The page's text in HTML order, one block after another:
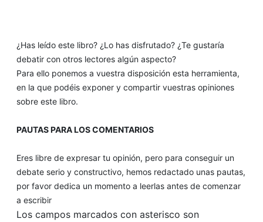
¿Has leído este libro? ¿Lo has disfrutado? ¿Te gustaría
debatir con otros lectores algún aspecto?
Para ello ponemos a vuestra disposición esta herramienta,
en la que podéis exponer y compartir vuestras opiniones
sobre este libro.
PAUTAS PARA LOS COMENTARIOS
Eres libre de expresar tu opinión, pero para conseguir un
debate serio y constructivo, hemos redactado unas pautas,
por favor dedica un momento a leerlas antes de comenzar
a escribir
Los campos marcados con asterisco son